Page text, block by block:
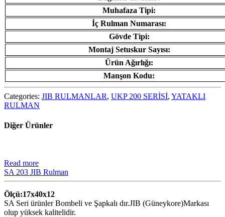
Muhafaza Tipi:
İç Rulman Numarası:
Gövde Tipi:
Montaj Setuskur Sayısı:
Ürün Ağırlığı:
Manşon Kodu:
Categories: JIB RULMANLAR, UKP 200 SERİSİ, YATAKLI
RULMAN
Diğer Ürünler
Read more
SA 203 JIB Rulman
Ölçü:17x40x12
SA Seri ürünler Bombeli ve Şapkalı dır.JIB (Güneykore)Markası
olup yüksek kalitelidir.